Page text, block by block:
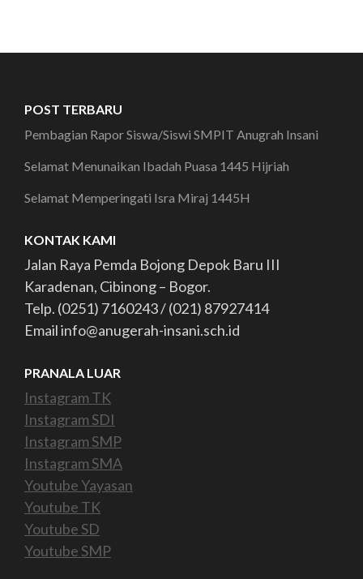
POST TERBARU
Pembagian Rapor Siswa/Siswi SMPIT Anugrah Insani
Selamat Menunaikan Ibadah Puasa 1445 Hijriah
Selamat Memperingati Isra Miraj 1445H
KONTAK KAMI
Jalan Raya Pemda Bojong Depok Baru III
Karadenan, Cibinong – Bogor.
Telp. (0251) 7160243 / (021) 87927414
Email info@anugerah-insani.sch.id
PRANALA LUAR
Instagram TK
Instagram SDI
Instagram SMP
Instagram SMA
Youtube Yayasan
Youtube TK
Youtube SD
Youtube SMP